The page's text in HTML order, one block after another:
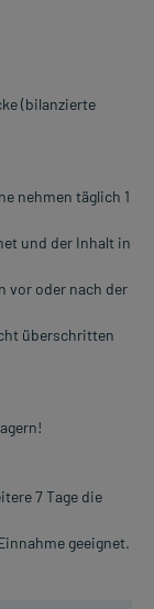
(bilanzierte
nehmen täglich 1
und der Inhalt in
vor oder nach der
überschritten
7 Tage die
geeignet.